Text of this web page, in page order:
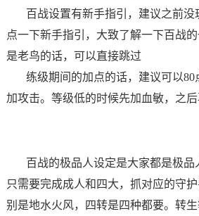
百战设置有新手指引，建议之前没
点一下新手指引，大致了解一下百战
是老鸟的话，可以直接跳过
练级期间的加点的话，建议可以80
加攻击。等级低的时候先加血敏，之后
百战的极品人设定是大家都是极品
只需要完成成人和四大，抓对应的守
别是地水火风，四转是四种都要。转